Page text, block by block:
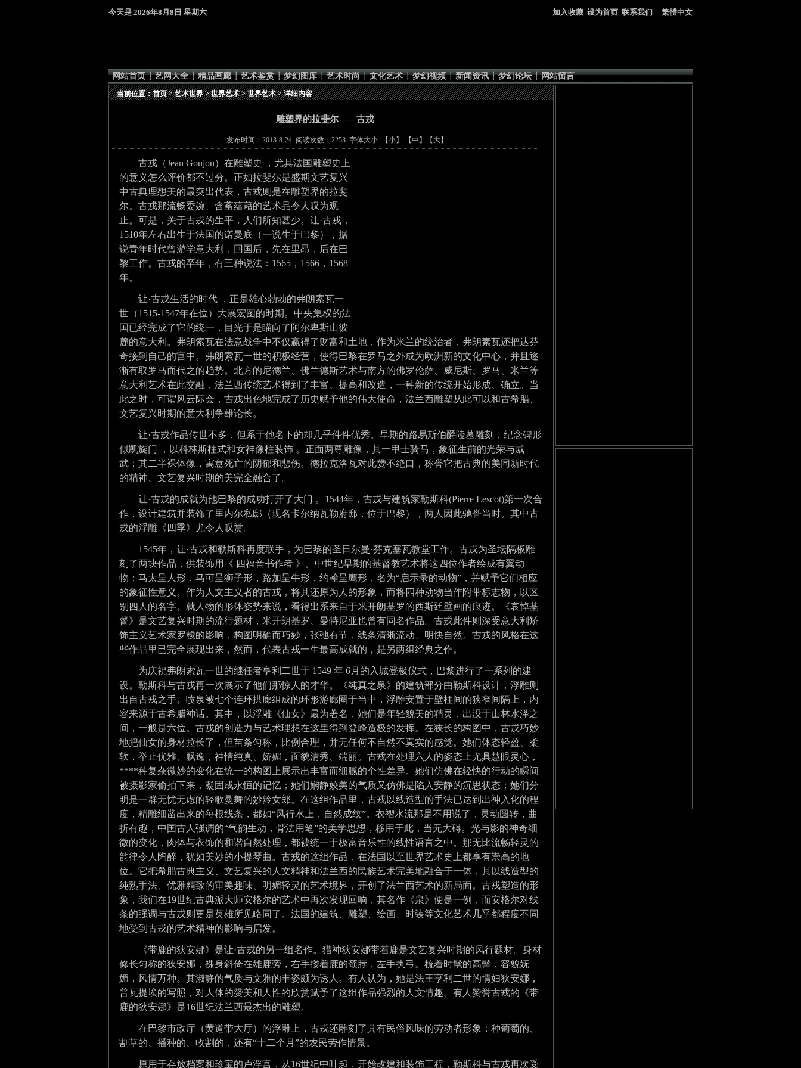
今天是 2026年8月8日 星期六 加入收藏 设为首页 联系我们 繁體中文
网站首页 ┆ 艺网大全 ┆ 精品画廊 ┆ 艺术鉴赏 ┆ 梦幻图库 ┆ 艺术时尚 ┆ 文化艺术 ┆ 梦幻视频 ┆ 新闻资讯 ┆ 梦幻论坛 ┆ 网站留言
当前位置：首页>艺术世界>世界艺术>世界艺术> 详细内容
雕塑界的拉斐尔——古戎
发布时间：2013-8-24 阅读次数：2253 字体大小: 【小】 【中 】【 大】
古戎 （Jean Goujon）在雕塑史 ，尤其法国雕塑史上
的意义怎么评价都不过分。正如拉斐尔是盛期文艺复兴
中古典理想美的最突出代表，古戎则是在雕塑界的拉斐
尔。古戎那流畅委婉、含蓄蕴藉的艺术品令人叹为观
止。可是，关于古戎的生平，人们所知甚少。让·古戎，
1510年左右出生于法国的诺曼底（一说生于巴黎），据
说青年时代曾游学意大利，回国后，先在里昂，后在巴
黎工作。古戎的卒年，有三种说法：1565，1566，1568
年。
让·古戎生活的时代 ，正是雄心勃勃的弗朗索瓦一
世（1515-1547年在位）大展宏图的时期。中央集权的法
国已经完成了它的统一，目光于是瞄向了阿尔卑斯山彼
麓的意大利。弗朗索瓦在法意战争中不仅赢得了财富和土地，作为米兰的统治者，弗朗素瓦还把达芬
奇接到自己的宫中。弗朗索瓦一世的积极经营，使得巴黎在罗马之外成为欧洲新的文化中心，并且逐
渐有取罗马而代之的趋势。北方的尼德兰、佛兰德斯艺术与南方的佛罗伦萨、威尼斯、罗马、米兰等
意大利艺术在此交融，法兰西传统艺术得到了丰富、提高和改造，一种新的传统开始形成、确立。当
此之时，可谓风云际会，古戎出色地完成了历史赋予他的伟大使命，法兰西雕塑从此可以和古希腊、
文艺复兴时期的意大利争雄论长。
让·古戎作品传世不多，但系于他名下的却几乎件件优秀。早期的路易斯伯爵陵墓雕刻
，纪念碑形
似凯旋门 ，以科林斯柱式和女神像柱装饰 。正面两尊雕像，其一甲士骑马，象征生前的光荣与威
武；其二半裸体像，寓意死亡的阴郁和悲伤。 德拉克洛瓦对此赞不绝口，称誉它把古典的美同新时代
的精神、文艺复兴时期的美完全融合了。
让·古戎的成就为他巴黎的成功打开了大门 。1544年，古戎与建筑家勒斯科(Pierre Lescot)第一次合
作，设计建筑并装饰了里内尔私邸（现名卡尔纳瓦勒府邸，位于巴黎），两人因此驰誉当时。其中古
戎的浮雕《四季》尤令人叹赏。
1545年，让·古戎和勒斯科再度联手，为巴黎的圣日尔曼·芬克塞瓦教堂工作。古戎为圣坛隔板雕
刻了两块作品，供装饰用《 四福音书作者 》。中世纪早期的基督教艺术将这四位作者绘成有翼动
物：马太呈人形，马可呈狮子形，路加呈牛形，约翰呈鹰形，名为“启示录的动物”，并赋予它们相应
的象征性意义。作为人文主义者的古戎，将其还原为人的形象，而将四种动物当作附带标志物，以区
别四人的名字。就人物的形体姿势来说，看得出系来自于米开朗基罗的西斯廷壁画的痕迹。《哀悼基
督》是文艺复兴时期的流行题材， 米开朗基罗 曼特尼亚也曾有同名作品。古戎此件则深受意大利矫
饰主义艺术家罗梭的影响，构图明确而巧妙，张弛有节，线条清晰流动、明快自然。古戎的风格在这
些作品里已完全展现出来，然而，代表古戎一生最高成就的，是另两组经典之作。
为庆祝弗朗索瓦一世的继任者亨利二世于 1549 年 6月的入城登极仪式，巴黎进行了一系列的建
设。勒斯科与古戎再一次展示了他们那惊人的才华。《纯真之泉》的建筑部分由勒斯科设计，浮雕则
出自古戎之手。喷泉被七个连环拱廊组成的环形游廊圈于当中，浮雕安置于壁柱间的狭窄间隔上，内
容来源于古希腊神话。其中，以浮雕《仙女》最为著名，她们是年轻貌美的精灵，出没于山林水泽之
间，一般是六位。古戎的创造力与艺术理想在这里得到登峰造极的发挥。在狭长的构图中，古戎巧妙
地把仙女的身材拉长了，但苗条匀称，比例合理，并无任何不自然不真实的感觉。她们体态轻盈、柔
软，举止优雅、飘逸，神情纯真、娇媚，面貌清秀、端丽。古戎在处理六人的姿态上尤具慧眼灵心，
****种复杂微妙的变化在统一的构图上展示出丰富而细腻的个性差异。她们仿佛在轻快的行动的瞬间
被摄影家偷拍下来，凝固成永恒的记忆；她们娴静姣美的气质又仿佛是陷入安静的沉思状态；她们分
明是一群无忧无虑的轻歌曼舞的妙龄女郎。在这组作品里，古戎以线造型的手法已达到出神入化的程
度，精雕细凿出来的每根线条，都如“风行水上，自然成纹”。衣褶水流那是不用说了，灵动圆转，曲
折有趣，中国古人强调的“气韵生动，骨法用笔”的美学思想，移用于此，当无大碍。光与影的神奇细
微的变化，肉体与衣饰的和谐自然处理，都被统一于极富音乐性的线性语言之中。那无比流畅轻灵的
韵律令人陶醉，犹如美妙的小提琴曲。古戎的这组作品，在法国以至世界艺术史上都享有崇高的地
位。它把希腊古典主义
、文艺复兴的人文精神和法兰西的民族艺术完美地融合于一体，其以线造型的
纯熟手法、优雅精致的审美趣味、明媚轻灵的艺术境界，开创了法兰西艺术的新局面。古戎塑造的形
象，我们在19世纪古典派大师安格尔的艺术中再次发现回响，其名作《泉》便是一例，而安格尔对线
条的强调与古戎则更是英雄所见略同了。法国的建筑、雕塑、绘画、时装等文化艺术几乎都程度不同
地受到古戎的艺术精神的影响与启发。
《带鹿的狄安娜》是让·古戎的另一组名作。猎神狄安娜带着鹿是文艺复兴时期的风行题材。身材
修长匀称的狄安娜，裸身斜倚在雄鹿旁，右手搂着鹿的颈脖，左手执弓。梳着时髦的高髻，容貌妩
媚，风情万种。其淑静的气质与文雅的丰姿颇为诱人。有人认为，她是法王亨利二世的情妇狄安娜，
普瓦提埃的写照，对人体的赞美和人性的欣赏赋予了这组作品强烈的人文情趣。有人赞誉古戎的《带
鹿的狄安娜》是16世纪法兰西最杰出的雕塑。
在巴黎市政厅（黄道带大厅）的浮雕上，古戎还雕刻了具有民俗风味的劳动者形象：种葡萄的、
割草的、播种的、收割的，还有“十二个月”的农民劳作情景。
原用于存放档案和珍宝的卢浮宫，从16世纪中叶起，开始改建和装饰工程，勒斯科与古戎再次受